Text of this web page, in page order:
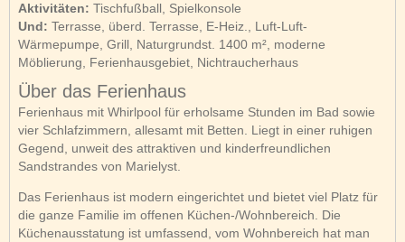
Aktivitäten: Tischfußball, Spielkonsole
Und: Terrasse, überd. Terrasse, E-Heiz., Luft-Luft-
Wärmepumpe, Grill, Naturgrundst. 1400 m², moderne
Möblierung, Ferienhausgebiet, Nichtraucherhaus
Über das Ferienhaus
Ferienhaus mit Whirlpool für erholsame Stunden im Bad sowie
vier Schlafzimmern, allesamt mit Betten. Liegt in einer ruhigen
Gegend, unweit des attraktiven und kinderfreundlichen
Sandstrandes von Marielyst.
Das Ferienhaus ist modern eingerichtet und bietet viel Platz für
die ganze Familie im offenen Küchen-/Wohnbereich. Die
Küchenausstatung ist umfassend, vom Wohnbereich hat man